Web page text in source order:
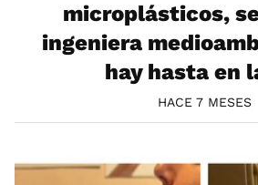
microplásticos,
ingeniera
hay hasta en
HACE 7 MESES